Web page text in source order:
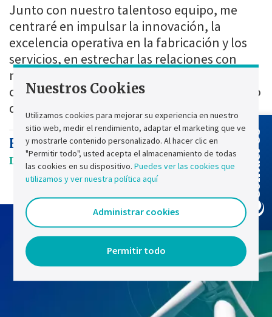
Junto con nuestro talentoso equipo, me
centraré en impulsar la innovación, la
excelencia operativa en la fabricación y los
servicios, en estrechar las relaciones con
nuestros clientes y en impulsar el
crecimiento que marcará el próximo capítulo
de los 77 años de historia de Chloride.
Henri Chignier
Director general Contact Us
Nuestros Cookies
Utilizamos cookies para mejorar su experiencia en nuestro
sitio web, medir el rendimiento, adaptar el marketing que ve
y mostrarle contenido personalizado. Al hacer clic en
"Permitir todo", usted acepta el almacenamiento de todas
las cookies en su dispositivo. Puedes ver las cookies que
utilizamos y ver nuestra política aquí
Administrar cookies
Permitir todo